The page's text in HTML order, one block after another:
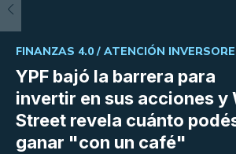
YPF bajó la barrera para
invertir en sus acciones y
Street revela cuánto
ganar "con un café"
FINANZAS 4.0 / ATENCIÓN